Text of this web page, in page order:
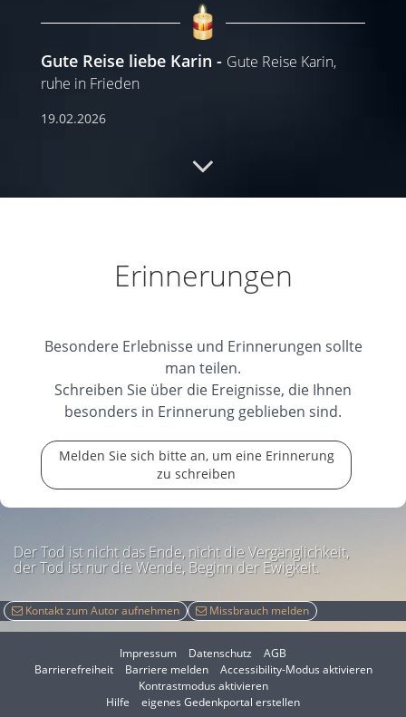
Gute Reise liebe Karin
Gute Reise Karin,
ruhe in Frieden
19.02.2026
Ruhe in Frieden
Ruhe in Frieden Karin
Unser Aufrichtiges
Beileid der ganzen Familie. Viel Kraft in dieser
weiterlesen
Erinnerungen
Besondere Erlebnisse und Erinnerungen sollte
man teilen.
Schreiben Sie über die Ereignisse, die Ihnen
besonders in Erinnerung geblieben sind.
Melden Sie sich bitte an, um eine Erinnerung
zu schreiben
Der Tod ist nicht das Ende, nicht die Vergänglichkeit,
der Tod ist nur die Wende, Beginn der Ewigkeit.
Kontakt zum Autor aufnehmen Missbrauch melden
Impressum Datenschutz
AGB
Barrierefreiheit
Barriere melden
I
m
A
Accessibility-Modus aktivieren
I
m
Kontrastmodus aktivieren
Hilfe
eigenes Gedenkportal erstellen